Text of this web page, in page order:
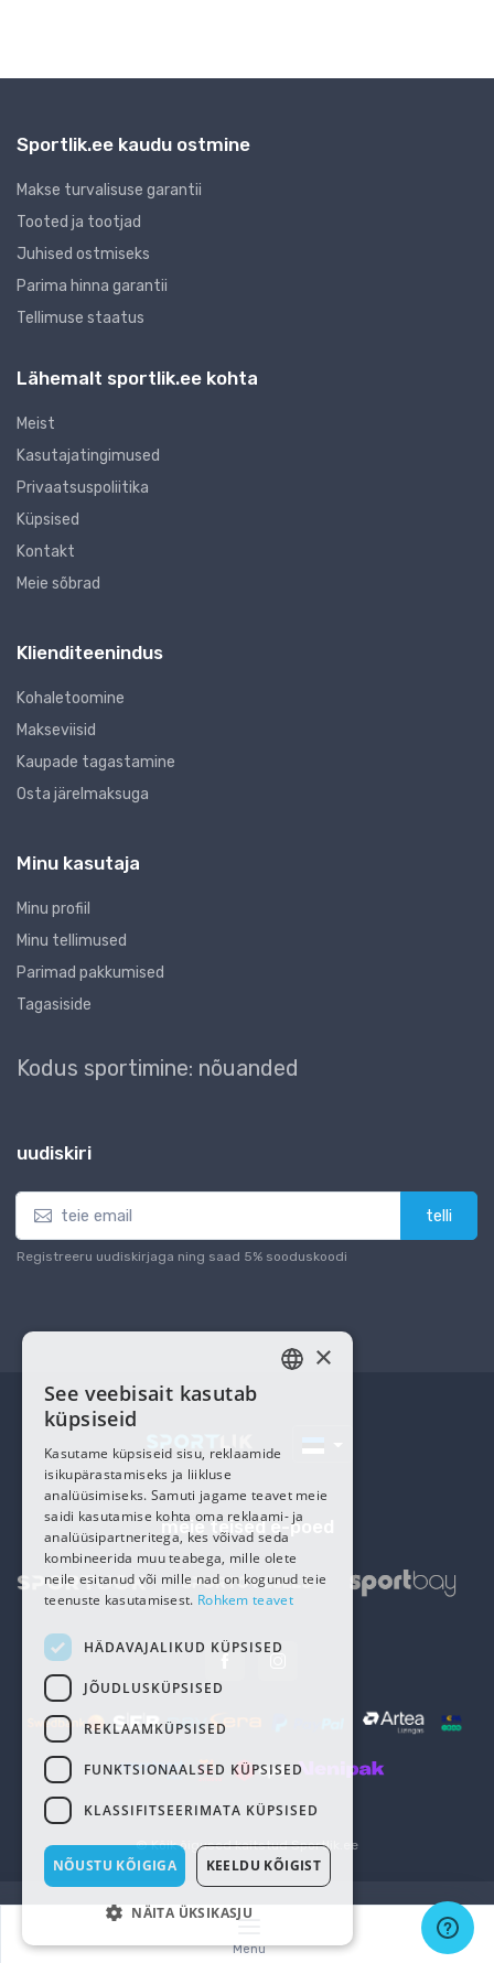
Sportlik.ee kaudu ostmine
Makse turvalisuse garantii
Tooted ja tootjad
Juhised ostmiseks
Parima hinna garantii
Tellimuse staatus
Lähemalt sportlik.ee kohta
Meist
Kasutajatingimused
Privaatsuspoliitika
Küpsised
Kontakt
Meie sõbrad
Klienditeenindus
Kohaletoomine
Makseviisid
Kaupade tagastamine
Osta järelmaksuga
Minu kasutaja
Minu profiil
Minu tellimused
Parimad pakkumised
Tagasiside
Kodus sportimine: nõuanded
uudiskiri
telli
Registreeru uudiskirjaga ning saad 5% sooduskoodi
meie teised e-poed
© Kõik õigused kaitstudSportlik.ee
Menu
×
See veebisait kasutab
küpsiseid
Kasutame küpsiseid sisu, reklaamide
isikupärastamiseks ja liikluse
analüüsimiseks. Samuti jagame teavet meie
saidi kasutamise kohta oma reklaami- ja
analüüsipartneritega, kes võivad seda
kombineerida muu teabega, mille olete
neile esitanud või mille nad on kogunud teie
teenuste kasutamisest. Rohkem teavet
HÄDAVAJALIKUD KÜPSISED
JÕUDLUSKÜPSISED
REKLAAMKÜPSISED
FUNKTSIONAALSED KÜPSISED
KLASSIFITSEERIMATA KÜPSISED
NÕUSTU KÕIGIGA KEELDU KÕIGIST
NÄITA ÜKSIKASJU